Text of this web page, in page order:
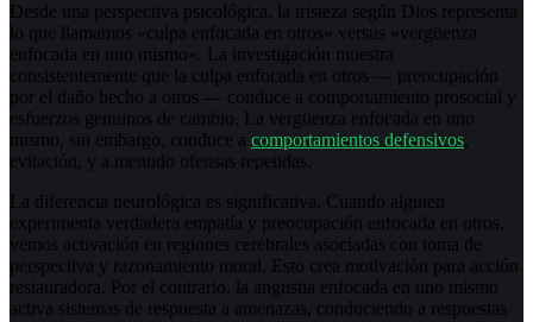
Desde una perspectiva psicológica, la tristeza según Dios representa
lo que llamamos «culpa enfocada en otros» versus «vergüenza
enfocada en uno mismo». La investigación muestra
consistentemente que la culpa enfocada en otros — preocupación
por el daño hecho a otros — conduce a comportamiento prosocial y
esfuerzos genuinos de cambio. La vergüenza enfocada en uno
mismo, sin embargo, conduce a comportamientos defensivos,
evitación, y a menudo ofensas repetidas.
La diferencia neurológica es significativa. Cuando alguien
experimenta verdadera empatía y preocupación enfocada en otros,
vemos activación en regiones cerebrales asociadas con toma de
perspectiva y razonamiento moral. Esto crea motivación para acción
restauradora. Por el contrario, la angustia enfocada en uno mismo
activa sistemas de respuesta a amenazas, conduciendo a respuestas